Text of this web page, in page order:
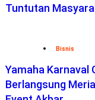
Tuntutan
Bisnis
Yamaha Karnaval
Berlangsung